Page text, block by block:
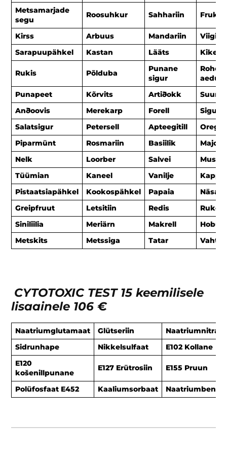
Metsamarjade
segu
Roosuhkur Sahhariin
Kirss Arbuus Mandariin
Sarapuupähkel
Kastan Lääts
Rukis Põlduba
Punane
sigur
Punapeet
Kõrvits Artiðokk
Suur
Anðoovis
Merekarp Forell
Sigur
Salatsigur
Petersell Apteegitill
Piparmünt
Rosmariin Basiilik
Nelk
Loorber Salvei
Tüümian
Kaneel Vanilje
Pistaatsiapähkel
Kookospähkel Papaia
Greipfruut
Letsitiin Redis
Rukola
Siniliilia
Meriärn Makrell
Metskits
Metssiga Tatar
CYTOTOXIC TEST 15 keemilisele
lisaainele 106 €
Naatriumglutamaat Glütseriin
Naatriumnitraat
Sidrunhape
Nikkelsulfaat
E102 Kollane
E120
košenillpunane
E127 Erütrosiin E155 Pruun
Polüfosfaat E452 Kaaliumsorbaat